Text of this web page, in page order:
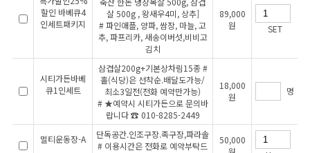
할인 바베큐4
인세트패키지
살 500g , 왕새우4미, 상추]
# 파인애플, 양파, 쌈장, 마늘, 고
추, 파프리카, 새송이버섯,비비고
김치
89,000
원
SET
시티가든바베
큐1인세트
삼겹살200g+기본상차림15종 #
홀(식당)은 선착순.배달도가능/
최소3일전(전화 예약만가능)
# ★예약시 시티가든으로 문의바
랍니다 ☎ 010-8285-2449
18,000
원
명
멀티운동장-A
단독공간.인조구장.족구장,파라솔
# 이용시간은 전화로 예약부탁드
50,000